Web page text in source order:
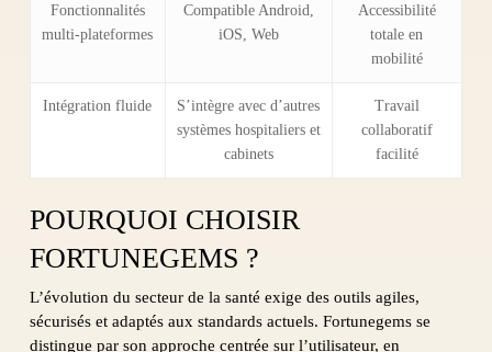
Fonctionnalités
multi-plateformes
Compatible Android,
iOS, Web
Accessibilité
totale en
mobilité
Intégration fluide
S’intègre avec d’autres
systèmes hospitaliers et
cabinets
Travail
collaboratif
facilité
POURQUOI CHOISIR
FORTUNEGEMS ?
L’évolution du secteur de la santé exige des outils agiles,
sécurisés et adaptés aux standards actuels. Fortunegems se
distingue par son approche centrée sur l’utilisateur, en